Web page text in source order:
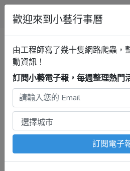
小藝行事曆
全部 新竹縣政府文化局演奏
新竹行事曆
新竹
演奏廳
最新活動
2026年8月9日 – 8月15日
注意：出發前請去官網再次確認！
、例行休館
舉辦等等特殊情況。
歡迎來到小藝行事曆
由工程師寫了幾十隻網路爬蟲，
動資訊！
訂閱小藝電子報，每週整理熱門
訂閱電子